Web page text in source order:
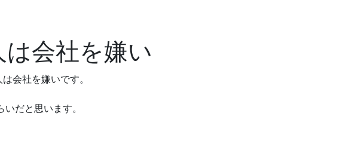
会社を嫌い
会社を嫌いです。
だと思います。